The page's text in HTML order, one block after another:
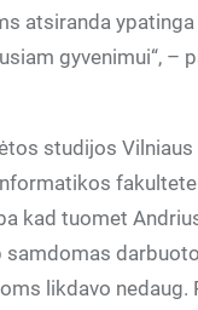
atsiranda
gyvenimui“, –
studijos
kad tuomet
samdomas
likdavo nedaug.